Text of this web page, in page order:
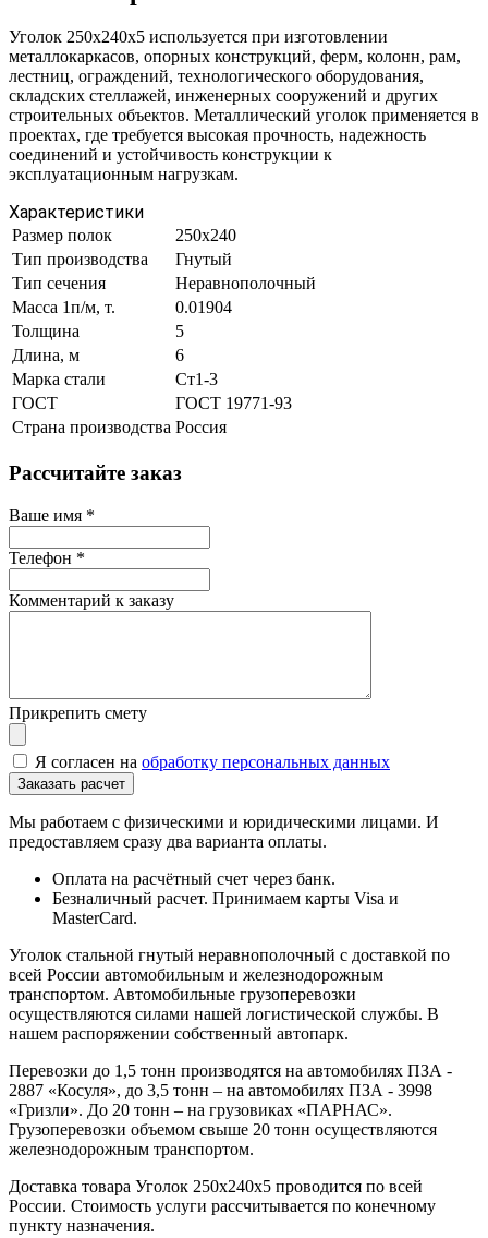
Уголок 250х240х5 используется при изготовлении
металлокаркасов, опорных конструкций, ферм, колонн, рам,
лестниц, ограждений, технологического оборудования,
складских стеллажей, инженерных сооружений и других
строительных объектов. Металлический уголок применяется в
проектах, где требуется высокая прочность, надежность
соединений и устойчивость конструкции к
эксплуатационным нагрузкам.
Характеристики
Размер полок
250х240
Тип производства
Гнутый
Тип сечения
Неравнополочный
Масса 1п/м, т.
0.01904
Толщина
5
Длина, м
6
Марка стали
Ст1-3
ГОСТ
ГОСТ 19771-93
Страна производства Россия
Рассчитайте заказ
Ваше имя *
Телефон *
Комментарий к заказу
Прикрепить смету
Я согласен на обработку персональных данных
Мы работаем с физическими и юридическими лицами. И
предоставляем сразу два варианта оплаты.
Оплата на расчётный счет через банк.
Безналичный расчет. Принимаем карты Visa и
MasterCard.
Уголок стальной гнутый неравнополочный с доставкой по
всей России автомобильным и железнодорожным
транспортом. Автомобильные грузоперевозки
осуществляются силами нашей логистической службы. В
нашем распоряжении собственный автопарк.
Перевозки до 1,5 тонн производятся на автомобилях ПЗА -
2887 «Косуля», до 3,5 тонн – на автомобилях ПЗА - 3998
«Гризли». До 20 тонн – на грузовиках «ПАРНАС».
Грузоперевозки объемом свыше 20 тонн осуществляются
железнодорожным транспортом.
Доставка товара Уголок 250х240х5 проводится по всей
России. Стоимость услуги рассчитывается по конечному
пункту назначения.